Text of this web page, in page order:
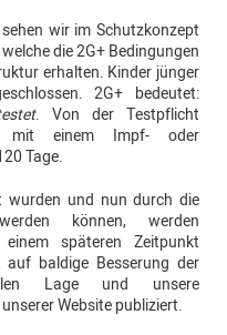
wir im Schutzkonzept
die 2G+ Bedingungen
erhalten. Kinder jünger
2G+ bedeutet:
. Von der Testpflicht
mit einem Impf- oder
Tage.
wurden und nun durch die
können, werden
späteren Zeitpunkt
baldige Besserung der
Lage und unsere
Website publiziert.